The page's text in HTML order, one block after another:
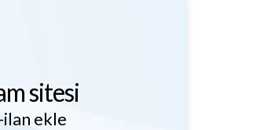
sitesi
ekle